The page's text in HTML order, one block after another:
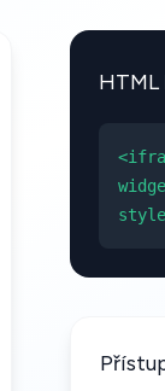
HTML